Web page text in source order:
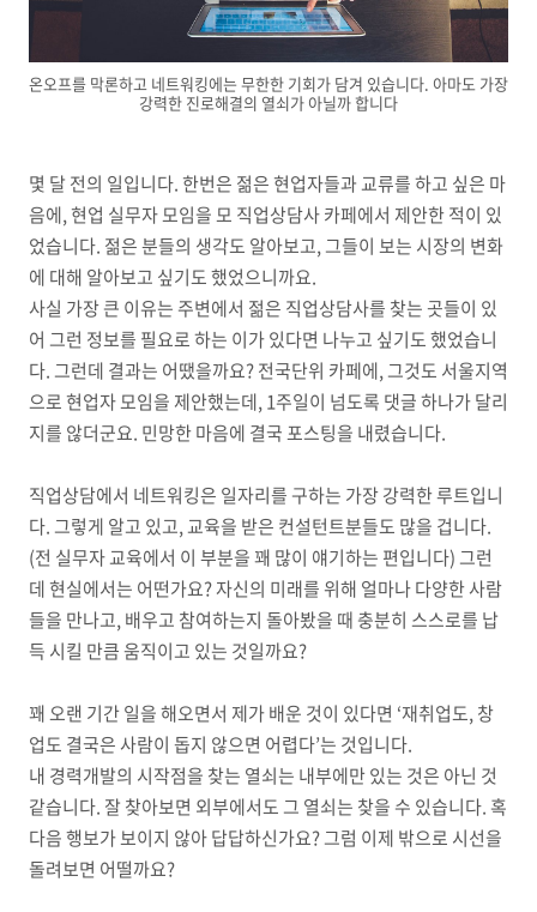
온오프를 막론하고 네트워킹에는 무한한 기회가 담겨 있습니다. 아마도 가장
강력한 진로해결의 열쇠가 아닐까 합니다
몇 달 전의 일입니다.한번은 젊은 현업자들과 교류를 하고 싶은 마
음에,현업 실무자 모임을 모 직업상담사 카페에서 제안한 적이 있
었습니다. 젊은 분들의 생각도 알아보고, 그들이 보는 시장의 변화
에 대해 알아보고 싶기도 했었으니까요.
사실 가장 큰 이유는 주변에서 젊은 직업상담사를 찾는 곳들이 있
어 그런 정보를 필요로 하는 이가 있다면 나누고 싶기도 했었습니
다. 그런데 결과는 어땠을까요?전국단위 카페에, 그것도 서울지역
으로 현업자 모임을 제안했는데, 1주일이 넘도록 댓글 하나가 달리
지를 않더군요. 민망한 마음에 결국 포스팅을 내렸습니다.
직업상담에서 네트워킹은 일자리를 구하는 가장 강력한 루트입니
다. 그렇게 알고 있고,교육을 받은 컨설턴트분들도 많을 겁니다.
(전 실무자 교육에서 이 부분을 꽤 많이 얘기하는 편입니다) 그런
데 현실에서는 어떤가요?자신의 미래를 위해 얼마나 다양한 사람
들을 만나고, 배우고 참여하는지 돌아봤을 때 충분히 스스로를 납
득 시킬 만큼 움직이고 있는 것일까요?
꽤 오랜 기간 일을 해오면서 제가 배운 것이 있다면 ‘재취업도, 창
업도 결국은 사람이 돕지 않으면 어렵다’는 것입니다.
내 경력개발의 시작점을 찾는 열쇠는 내부에만 있는 것은 아닌 것
같습니다. 잘 찾아보면 외부에서도 그 열쇠는 찾을 수 있습니다. 혹
다음 행보가 보이지 않아 답답하신가요?그럼 이제 밖으로 시선을
돌려보면 어떨까요?